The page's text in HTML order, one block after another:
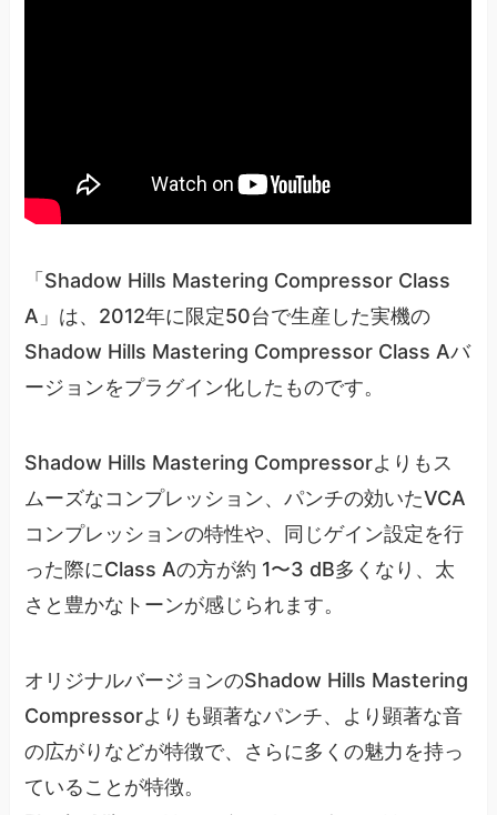
「Shadow Hills Mastering Compressor Class
A」は、2012年に限定50台で生産した実機の
Shadow Hills Mastering Compressor Class Aバ
ージョンをプラグイン化したものです。
Shadow Hills Mastering Compressorよりもス
ムーズなコンプレッション、パンチの効いたVCA
コンプレッションの特性や、同じゲイン設定を行
った際にClass Aの方が約 1〜3 dB多くなり、太
さと豊かなトーンが感じられます。
オリジナルバージョンのShadow Hills Mastering
Compressorよりも顕著なパンチ、より顕著な音
の広がりなどが特徴で、さらに多くの魅力を持っ
ていることが特徴。